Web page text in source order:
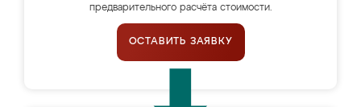
предварительного расчёта стоимости.
ОСТАВИТЬ ЗАЯВКУ